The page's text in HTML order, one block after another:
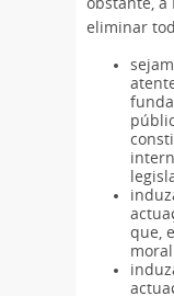
obstante, a
eliminar
que,